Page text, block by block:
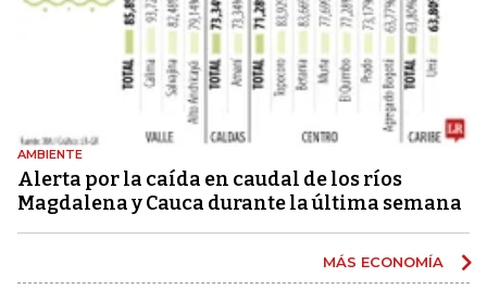
AMBIENTE
Alerta por la caída en caudal de los ríos
Magdalena y Cauca durante la última semana
MÁS ECONOMÍA